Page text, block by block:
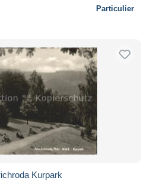
Particulier
Kurpark